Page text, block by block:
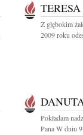
Z głębokim
2009 roku
Pokładam
Pana W dniu